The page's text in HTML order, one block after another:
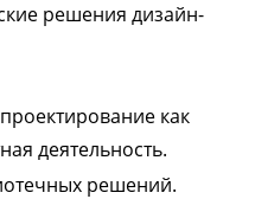
решения дизайн-
как
деятельность.
решений.